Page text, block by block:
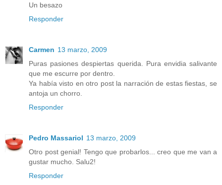
Un besazo
Responder
Carmen 13 marzo, 2009
Puras pasiones despiertas querida. Pura envidia salivante
que me escurre por dentro.
Ya había visto en otro post la narración de estas fiestas, se
antoja un chorro.
Responder
Pedro Massariol 13 marzo, 2009
Otro post genial! Tengo que probarlos... creo que me van a
gustar mucho. Salu2!
Responder